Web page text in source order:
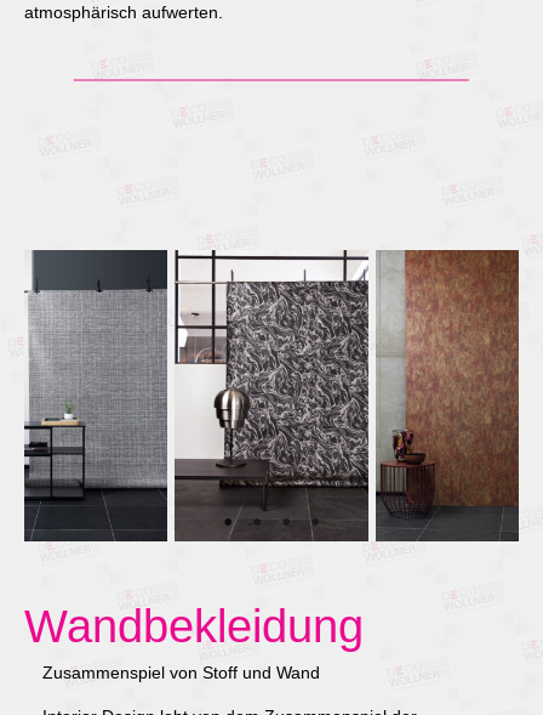
atmosphärisch aufwerten.
Wandbekleidung
Zusammenspiel von Stoff und Wand